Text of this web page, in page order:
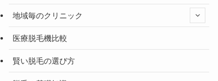
地域毎のクリニック
医療脱毛機比較
賢い脱毛の選び方